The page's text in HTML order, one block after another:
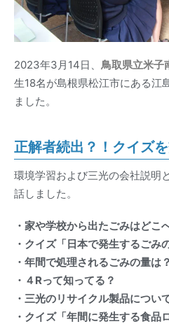
2023年3月14日、 鳥取県立米子
生18名が島根県松江市にある江
ました。
正解者続出？！クイズ
環境学習および三光の会社説明
話しました。
・家や学校から出たごみはどこ
・クイズ「日本で発生するごみ
・年間で処理されるごみの量は？
・４Rって知ってる？
・三光のリサイクル製品につい
・クイズ「年間に発生する食品